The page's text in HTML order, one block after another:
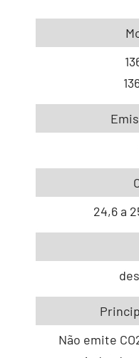
24,6 a
Não emite